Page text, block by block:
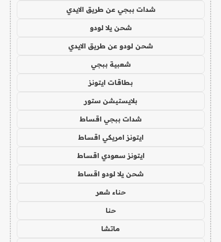
شدات ببجي عن طريق الايدي
شحن يلا لودو
شحن لودو عن طريق الايدي
شعبية ببجي
بطاقات ايتونز
بلايستيشن ستور
شدات ببجي اقساط
ايتونز امريكي اقساط
ايتونز سعودي اقساط
شحن يلا لودو اقساط
حناء شعر
حنا
ماتشا